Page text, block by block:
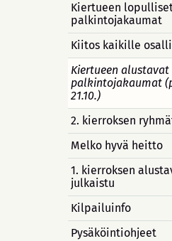
Kiertueen
palkintojakaumat
Kiitos kaikille
Kiertueen alustavat
palkintojakaumat
21.10.)
2. kierroksen
Melko hyvä heitto
1. kierroksen
julkaistu
Kilpailuinfo
Pysäköintiohjeet